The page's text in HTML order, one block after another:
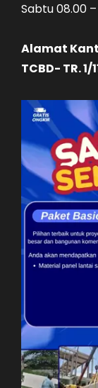
Sabtu 08.00 –
Alamat
TCBD- TR.